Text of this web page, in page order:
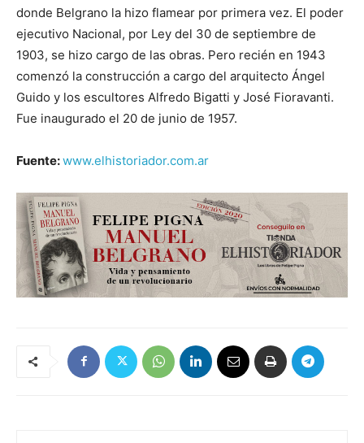
donde Belgrano la hizo flamear por primera vez. El poder
ejecutivo Nacional, por Ley del 30 de septiembre de
1903, se hizo cargo de las obras. Pero recién en 1943
comenzó la construcción a cargo del arquitecto Ángel
Guido y los escultores Alfredo Bigatti y José Fioravanti.
Fue inaugurado el 20 de junio de 1957.
Fuente:www.elhistoriador.com.ar